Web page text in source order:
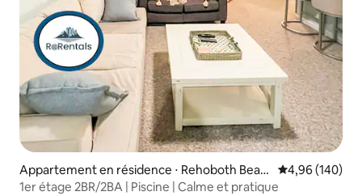
Appartement en résidence ⋅ Rehoboth Beac
h
Évaluation
4,96 (140)
1er étage 2BR/2BA | Piscine | Calme et pratique